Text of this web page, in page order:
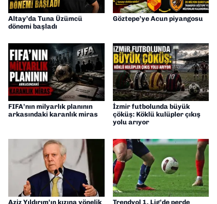
Altay’da Tuna Üzümcü
dönemi başladı
Göztepe’ye Acun piyangosu
FIFA’nın milyarlık planının
arkasındaki karanlık miras
İzmir futbolunda büyük
çöküş: Köklü kulüpler çıkış
yolu arıyor
Aziz Yıldırım’ın kızına yönelik
Trendyol 1. Lig’de perde